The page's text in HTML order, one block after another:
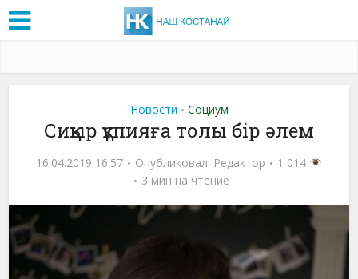
Новости • Социум
Сиқыр құпияға толы бір әлем
16.04.2019 16:57 Опубликовал: Редактор
1 014
3 мин на чтение